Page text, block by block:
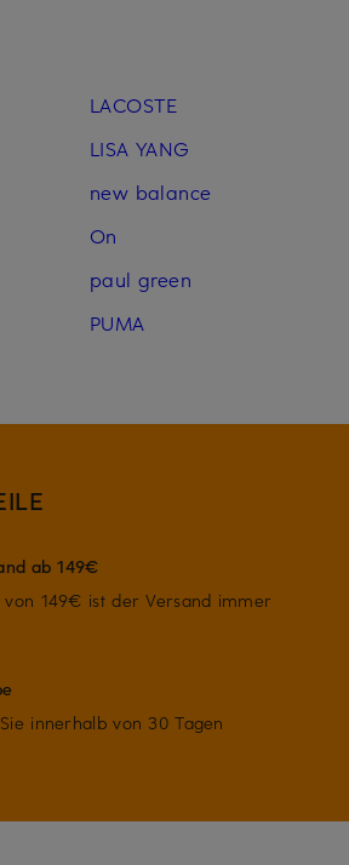
LACOSTE
LISA YANG
new balance
On
paul green
PUMA
ab 149€
149€ ist der Versand immer
innerhalb von 30 Tagen